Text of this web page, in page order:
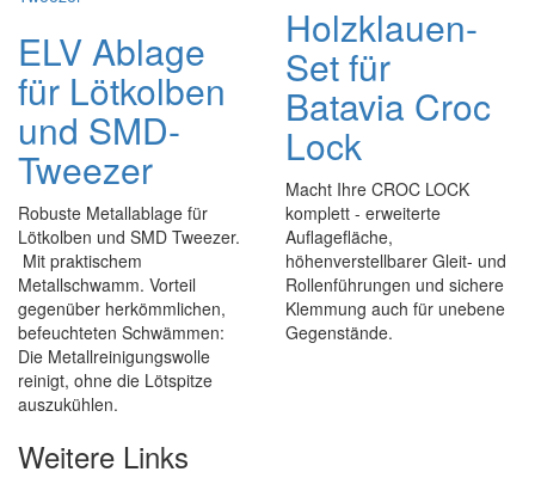
ELV Ablage
für Lötkolben
und SMD-
Tweezer
Robuste Metallablage für
Lötkolben und SMD Tweezer.
Mit praktischem
Metallschwamm. Vorteil
gegenüber herkömmlichen,
befeuchteten Schwämmen:
Die Metallreinigungswolle
reinigt, ohne die Lötspitze
auszukühlen.
Holzklauen-
Set für
Batavia Croc
Lock
Macht Ihre CROC LOCK
komplett - erweiterte
Auflagefläche,
höhenverstellbarer Gleit- und
Rollenführungen und sichere
Klemmung auch für unebene
Gegenstände.
Weitere Links